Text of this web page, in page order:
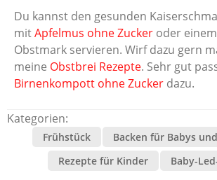
Du kannst den gesunden
mitApfelmus ohne Zucker oder
Obstmark servieren. Wirf dazu gern
meine Obstbrei Rezepte. Sehr gut
Birnenkompott ohne Zucker dazu.
Kategorien:
Frühstück
Backen für Babys
Rezepte für Kinder
Baby-